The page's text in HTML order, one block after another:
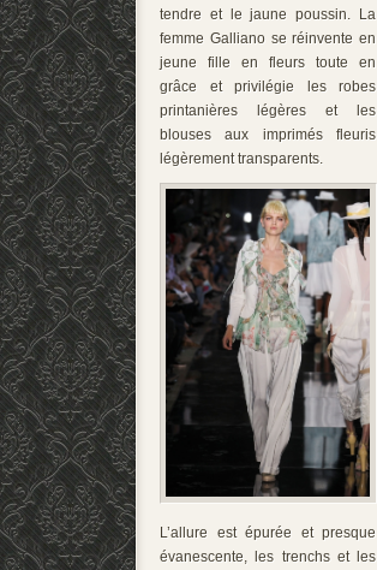
tendre et le jaune poussin. La
femme Galliano se réinvente en
jeune fille en fleurs toute en
grâce et privilégie les robes
printanières légères et les
blouses aux imprimés fleuris
légèrement transparents.
L’allure est épurée et presque
évanescente, les trenchs et les